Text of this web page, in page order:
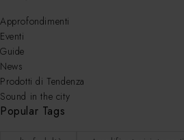
Approfondimenti
Eventi
Guide
News
Prodotti di Tendenza
Sound in the city
Popular Tags